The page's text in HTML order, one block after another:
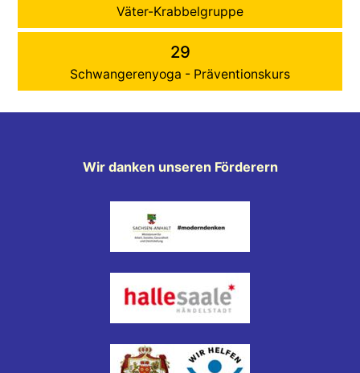
Väter-Krabbelgruppe
29
Schwangerenyoga - Präventionskurs
Wir danken unseren Förderern